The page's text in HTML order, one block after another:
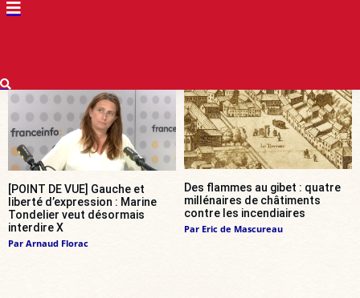
[POINT DE VUE] Gauche et
liberté d’expression : Marine
Tondelier veut désormais
interdire X
Par Arnaud Florac
Des flammes au gibet : quatre
millénaires de châtiments
contre les incendiaires
Par Eric de Mascureau